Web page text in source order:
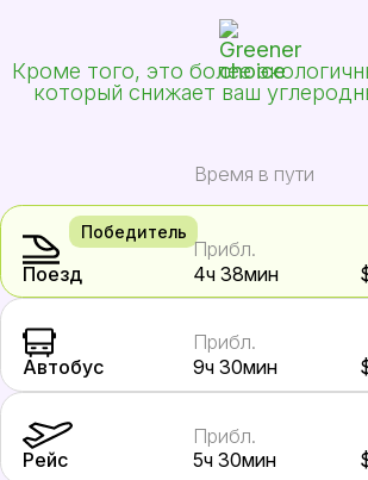
Кроме того, это более
который снижает ваш
Время в пути
Победитель
Поезд
Прибл.
4ч 38мин
Автобус
Прибл.
9ч 30мин
Рейс
Прибл.
5ч 30мин